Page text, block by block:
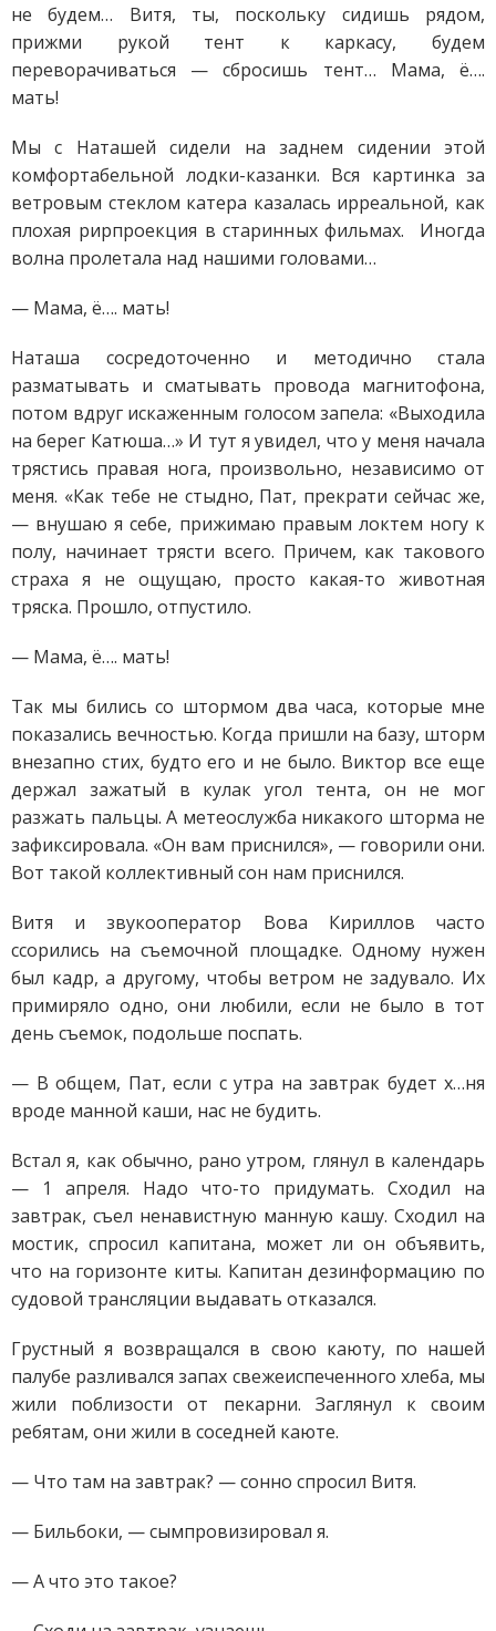
не будем… Витя, ты, поскольку сидишь рядом,
прижми рукой тент к каркасу, будем
переворачиваться — сбросишь тент… Мама, ё….
мать!
Мы с Наташей сидели на заднем сидении этой
комфортабельной лодки-казанки. Вся картинка за
ветровым стеклом катера казалась ирреальной, как
плохая рирпроекция в старинных фильмах. Иногда
волна пролетала над нашими головами…
— Мама, ё…. мать!
Наташа сосредоточенно и методично стала
разматывать и сматывать провода магнитофона,
потом вдруг искаженным голосом запела: «Выходила
на берег Катюша…» И тут я увидел, что у меня начала
трястись правая нога, произвольно, независимо от
меня. «Как тебе не стыдно, Пат, прекрати сейчас же,
— внушаю я себе, прижимаю правым локтем ногу к
полу, начинает трясти всего. Причем, как такового
страха я не ощущаю, просто какая-то животная
тряска. Прошло, отпустило.
— Мама, ё…. мать!
Так мы бились со штормом два часа, которые мне
показались вечностью. Когда пришли на базу, шторм
внезапно стих, будто его и не было. Виктор все еще
держал зажатый в кулак угол тента, он не мог
разжать пальцы. А метеослужба никакого шторма не
зафиксировала. «Он вам приснился», — говорили они.
Вот такой коллективный сон нам приснился.
Витя и звукооператор Вова Кириллов часто
ссорились на съемочной площадке. Одному нужен
был кадр, а другому, чтобы ветром не задувало. Их
примиряло одно, они любили, если не было в тот
день съемок, подольше поспать.
— В общем, Пат, если с утра на завтрак будет х…ня
вроде манной каши, нас не будить.
Встал я, как обычно, рано утром, глянул в календарь
— 1 апреля. Надо что-то придумать. Сходил на
завтрак, съел ненавистную манную кашу. Сходил на
мостик, спросил капитана, может ли он объявить,
что на горизонте киты. Капитан дезинформацию по
судовой трансляции выдавать отказался.
Грустный я возвращался в свою каюту, по нашей
палубе разливался запах свежеиспеченного хлеба, мы
жили поблизости от пекарни. Заглянул к своим
ребятам, они жили в соседней каюте.
— Что там на завтрак? — сонно спросил Витя.
— Бильбоки, — сымпровизировал я.
— А что это такое?